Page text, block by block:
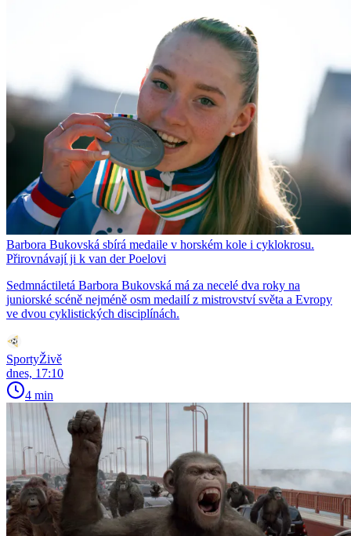
Barbora Bukovská sbírá medaile v horském kole i cyklokrosu.
Přirovnávají ji k van der Poelovi
Sedmnáctiletá Barbora Bukovská má za necelé dva roky na
juniorské scéně nejméně osm medailí z mistrovství světa a Evropy
ve dvou cyklistických disciplínách.
SportyŽivě
dnes, 17:10
4 min